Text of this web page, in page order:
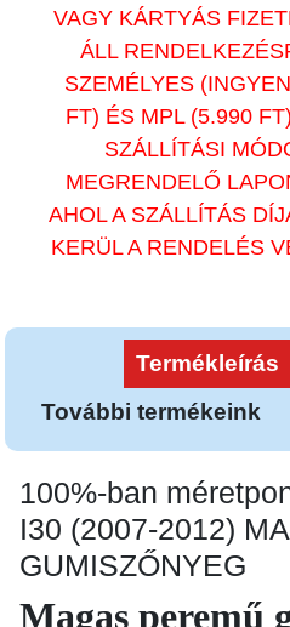
VAGY KÁRTYÁS
ÁLL
SZEMÉLYES
FT) ÉS MPL (5.990
SZÁLLÍTÁSI
MEGRENDELŐ
AHOL A SZÁLLÍTÁS
KERÜL A RENDELÉS
Termékleírás
További termékeink
100%-ban
I30 (2007-2012)
GUMISZŐNYEG
Magas peremű